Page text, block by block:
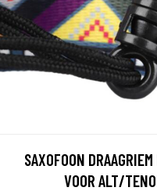
SAXOFOON
VOOR ALT/